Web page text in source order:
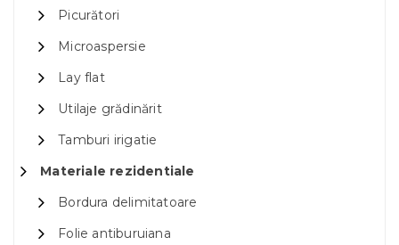
Picurători
Microaspersie
Lay flat
Utilaje grădinărit
Tamburi irigatie
Materiale rezidentiale
Bordura delimitatoare
Folie antiburuiana